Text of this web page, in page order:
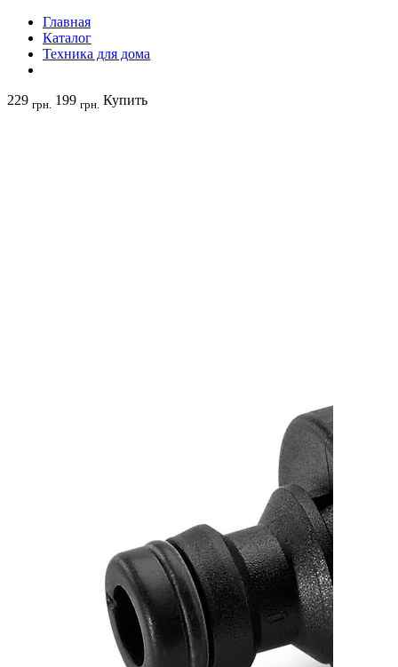
Главная
Каталог
Техника для дома
229 грн. 199 грн. Купить